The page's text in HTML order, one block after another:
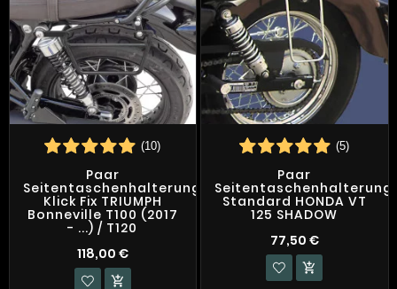
(10)
Paar
Seitentaschenhalterungen
Klick Fix TRIUMPH
Bonneville T100 (2017
- ...) / T120
118,00 €

(5)
Paar
Standard HONDA VT
125 SHADOW
77,50 €
